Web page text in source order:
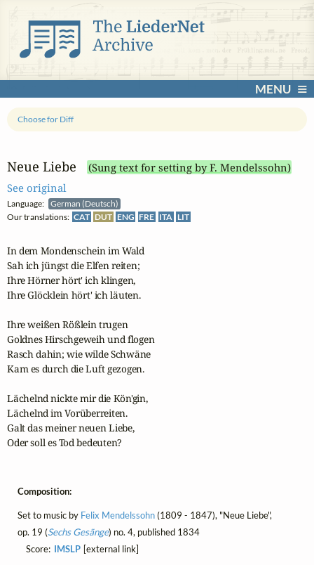
MENU
Neue Liebe
(Sung text for setting by F. Mendelssohn)
See original
Language:
German (Deutsch)
Our translations: CAT DUT ENG FRE ITA LIT
Choose for Diff
In dem Mondenschein im Wald
Sah ich jüngst die Elfen reiten;
Ihre Hörner hört' ich klingen,
Ihre Glöcklein hört' ich läuten.
Ihre weißen Rößlein trugen
Goldnes Hirschgeweih und flogen
Rasch dahin; wie wilde Schwäne
Kam es durch die Luft gezogen.
Lächelnd nickte mir die Kön'gin,
Lächelnd im Vorüberreiten.
Galt das meiner neuen Liebe,
Oder soll es Tod bedeuten?
Composition:
Set to music by Felix Mendelssohn(1809 - 1847), "Neue Liebe",
op. 19 (Sechs Gesänge) no. 4, published 1834
Score: IMSLP [external link]